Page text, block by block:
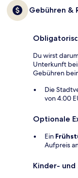
Gebühren &
Du wirst
Unterkunft
Gebühren
Die
von 4.00
Optionale
Ein
Aufpreis
Kinder-